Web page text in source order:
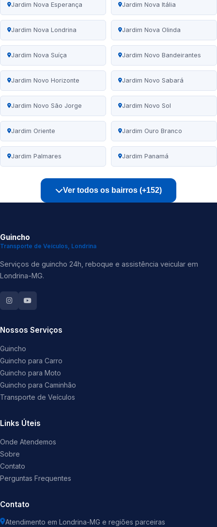
Jardim Nova Esperança Jardim Nova Itália
Jardim Nova Londrina Jardim Nova Olinda
Jardim Nova Suíça Jardim Novo Bandeirantes
Jardim Novo Horizonte Jardim Novo Sabará
Jardim Novo São Jorge Jardim Novo Sol
Jardim Oriente Jardim Ouro Branco
Jardim Palmares Jardim Panamá
Ver todos os bairros (+152)
Guincho
Transporte de Veículos, Londrina
Serviços de guincho 24h, reboque e assistência veicular em
Londrina-MG.
Nossos Serviços
Guincho
Guincho para Carro
Guincho para Moto
Guincho para Caminhão
Transporte de Veículos
Links Úteis
Onde Atendemos
Sobre
Contato
Perguntas Frequentes
Contato
Atendimento em Londrina-MG e regiões parceiras